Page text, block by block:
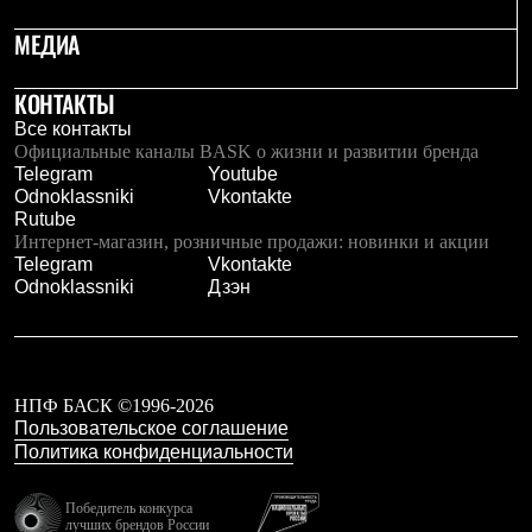
Чуни
Уход за обувью
Головные уборы
Шапки
Балаклавы и маски
Кепки и бейсболки
Повязки
Шарфы
Панамы
Перчатки и рукавицы
Перчатки
Рукавицы
Полезные аксессуары
Шевроны
Опушки
Термоковрики
В Арктику
Коллекции
МЕДИА
КОНТАКТЫ
Все контакты
Официальные каналы BASK о жизни и развитии бренда
Telegram
Youtube
Odnoklassniki
Vkontakte
Rutube
Интернет-магазин, розничные продажи: новинки и акции
Telegram
Vkontakte
Odnoklassniki
Дзэн
НПФ БАСК ©1996-2026
Пользовательское соглашение
Политика конфиденциальности
Победитель конкурса
лучших брендов России